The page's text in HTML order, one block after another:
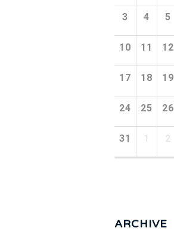
3 4 5
10 11 12
17 18 19
24 25 26
31
ARCHIVE